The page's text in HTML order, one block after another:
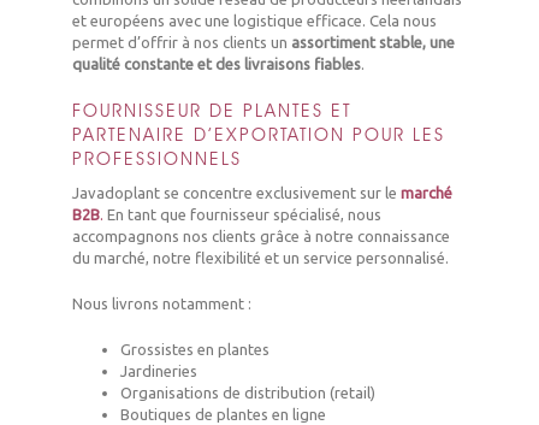
et européens avec une logistique efficace. Cela nous
permet d’offrir à nos clients un assortiment stable, une
qualité constante et des livraisons fiables.
FOURNISSEUR DE PLANTES ET
PARTENAIRE D’EXPORTATION POUR LES
PROFESSIONNELS
Javadoplant se concentre exclusivement sur le marché
B2B. En tant que fournisseur spécialisé, nous
accompagnons nos clients grâce à notre connaissance
du marché, notre flexibilité et un service personnalisé.
Nous livrons notamment :
Grossistes en plantes
Jardineries
Organisations de distribution (retail)
Boutiques de plantes en ligne